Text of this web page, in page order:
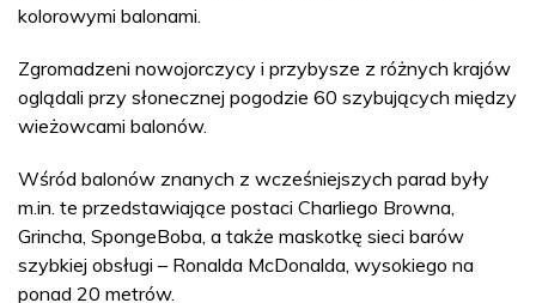
kolorowymi balonami.
Zgromadzeni nowojorczycy i przybysze z różnych krajów
oglądali przy słonecznej pogodzie 60 szybujących między
wieżowcami balonów.
Wśród balonów znanych z wcześniejszych parad były
m.in. te przedstawiające postaci Charliego Browna,
Grincha, SpongeBoba, a także maskotkę sieci barów
szybkiej obsługi – Ronalda McDonalda, wysokiego na
ponad 20 metrów.